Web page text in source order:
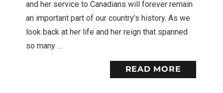
and her service to Canadians will forever remain
an important part of our country’s history. As we
look back at her life and her reign that spanned
so many …
READ MORE